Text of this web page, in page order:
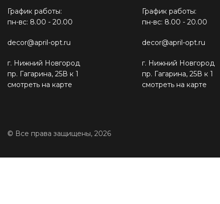
График работы:
пн-вс: 8.00 - 20.00
decor@april-opt.ru
г. Нижний Новгород
пр. Гагарина, 25В к 1
смотреть на карте
График работы:
пн-вс: 8.00 - 20.00
decor@april-opt.ru
г. Нижний Новгород
пр. Гагарина, 25В к 1
смотреть на карте
© Все права защищены, 2026